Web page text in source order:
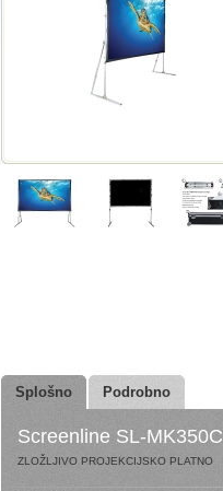
Splošno Podrobno
Screenline SL-
ZLOŽLJIVO PROJEKCIJSKO PLATNO